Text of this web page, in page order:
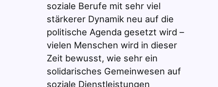
soziale Berufe mit sehr viel
stärkerer Dynamik neu auf die
politische Agenda gesetzt wird –
vielen Menschen wird in dieser
Zeit bewusst, wie sehr ein
solidarisches Gemeinwesen auf
soziale Dienstleistungen